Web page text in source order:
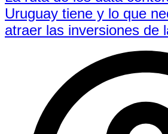
Uruguay tiene y lo que
atraer las inversiones de